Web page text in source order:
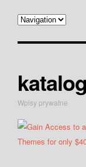
Wpisy prywatne